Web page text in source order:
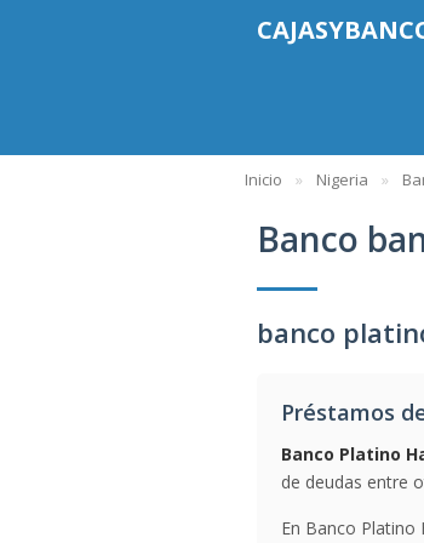
Inicio Nigeria
Banco
banco
Préstamos
Banco Platino
de deudas entre
En Banco Platino